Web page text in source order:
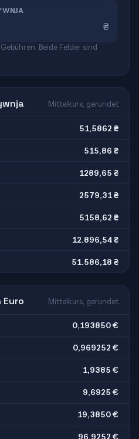
₴
Beide Felder sind
Mittelkurs, gerundet
51,5862 ₴
515,86 ₴
1289,65 ₴
2579,31 ₴
5158,62 ₴
12.896,54 ₴
51.586,18 ₴
Mittelkurs, gerundet
0,193850 €
0,969252 €
1,9385 €
9,6925 €
19,3850 €
96,9252 €